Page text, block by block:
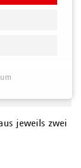
jeweils zwei